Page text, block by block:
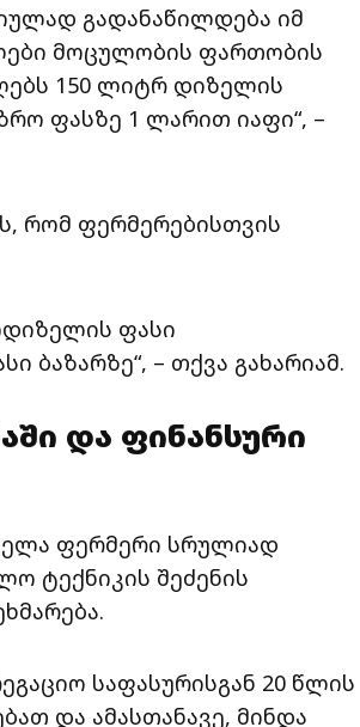
გადანაწილდება იმ
მოცულობის ფართობის
150 ლიტრ დიზელის
ფასზე 1 ლარით იაფი“, –
რომ ფერმერებისთვის
ფასი
ბაზარზე“, – თქვა გახარიამ.
და ფინანსური
ფერმერი სრულიად
ტექნიკის შეძენის
საფასურისგან 20 წლის
და ამასთანავე, მინდა